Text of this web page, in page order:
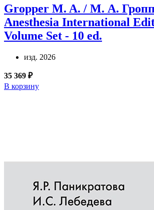
Gropper M. A. / М. А.
Anesthesia International
Volume Set - 10 ed.
изд. 2026
35 369 ₽
В корзину